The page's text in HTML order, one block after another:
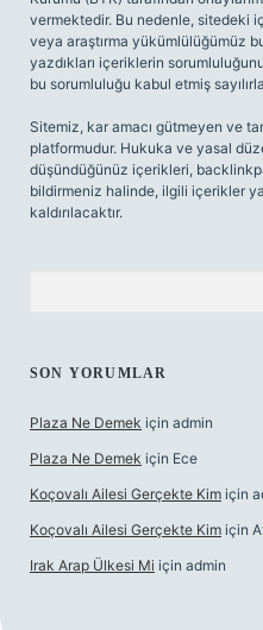
vermektedir. Bu nedenle, sitedeki
veya araştırma yükümlülüğümüz
yazdıkları içeriklerin
bu sorumluluğu kabul etmiş
Sitemiz, kar amacı gütmeyen ve
platformudur. Hukuka ve yasal
düşündüğünüz içerikleri,
bildirmeniz halinde, ilgili içerikler
kaldırılacaktır.
SON YORUMLAR
Plaza Ne Demek için admin
Plaza Ne Demek için Ece
Koçovalı Ailesi Gerçekte Kim için
Koçovalı Ailesi Gerçekte Kim için
Irak Arap Ülkesi Mi için admin